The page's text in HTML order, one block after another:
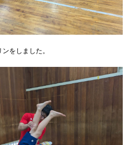
をしました。